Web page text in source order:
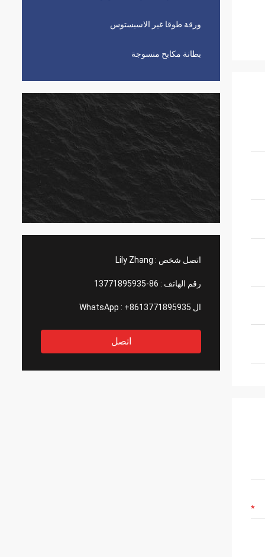
ورقة طوقا غير الاسبستوس
بطانة مكابح منسوجة
اتصل شخص : Lily Zhang
رقم الهاتف : 86-13771895935
ال WhatsApp : +8613771895935
اتصل